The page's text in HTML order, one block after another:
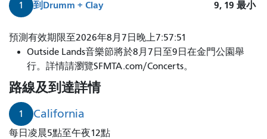
1 到 Drumm + Clay 9, 19 最小
預測有效期限至2026年8月7日晚上7:57:51
Outside Lands音樂節將於8月7日至9日在金門公園舉
行。詳情請瀏覽SFMTA.com/Concerts。
路線及到達詳情
1 California
每日凌晨5點至午夜12點